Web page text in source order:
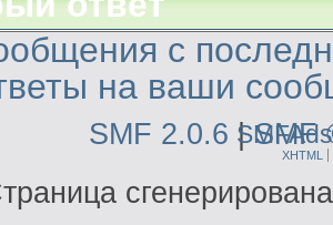
с
на ваши
SMF 2.0.6 |SMF
SMFAds
XHTML